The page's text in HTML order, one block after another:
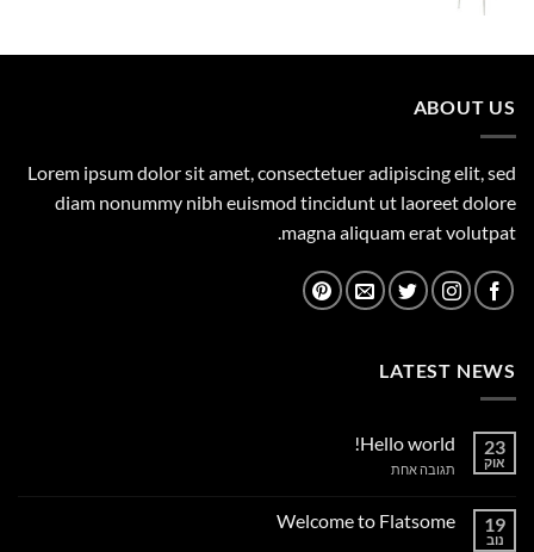
450.00 ₪.
359.00 ₪.
ABOUT US
Lorem ipsum dolor sit amet, consectetuer adipiscing elit, sed
diam nonummy nibh euismod tincidunt ut laoreet dolore
magna aliquam erat volutpat.
LATEST NEWS
23
אוק
Hello world!
תגובה אחתעל
19
נוב
Welcome to Flatsome